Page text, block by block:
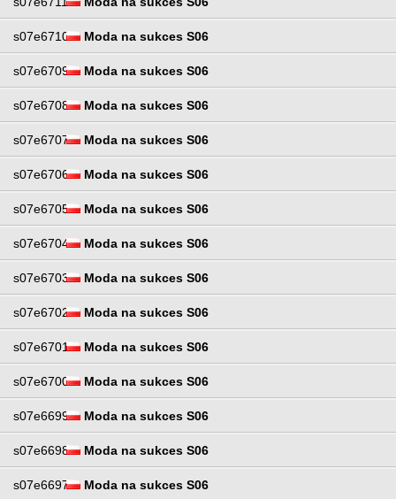
s07e6710 Moda na sukces S06
s07e6709 Moda na sukces S06
s07e6708 Moda na sukces S06
s07e6707 Moda na sukces S06
s07e6706 Moda na sukces S06
s07e6705 Moda na sukces S06
s07e6704 Moda na sukces S06
s07e6703 Moda na sukces S06
s07e6702 Moda na sukces S06
s07e6701 Moda na sukces S06
s07e6700 Moda na sukces S06
s07e6699 Moda na sukces S06
s07e6698 Moda na sukces S06
s07e6697 Moda na sukces S06